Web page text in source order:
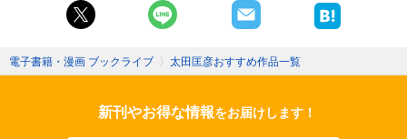
電子書籍・漫画 ブックライブ 〉 太田匡彦おすすめ作品一覧
新刊やお得な情報をお届けします！